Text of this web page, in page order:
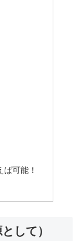
可能！
して）